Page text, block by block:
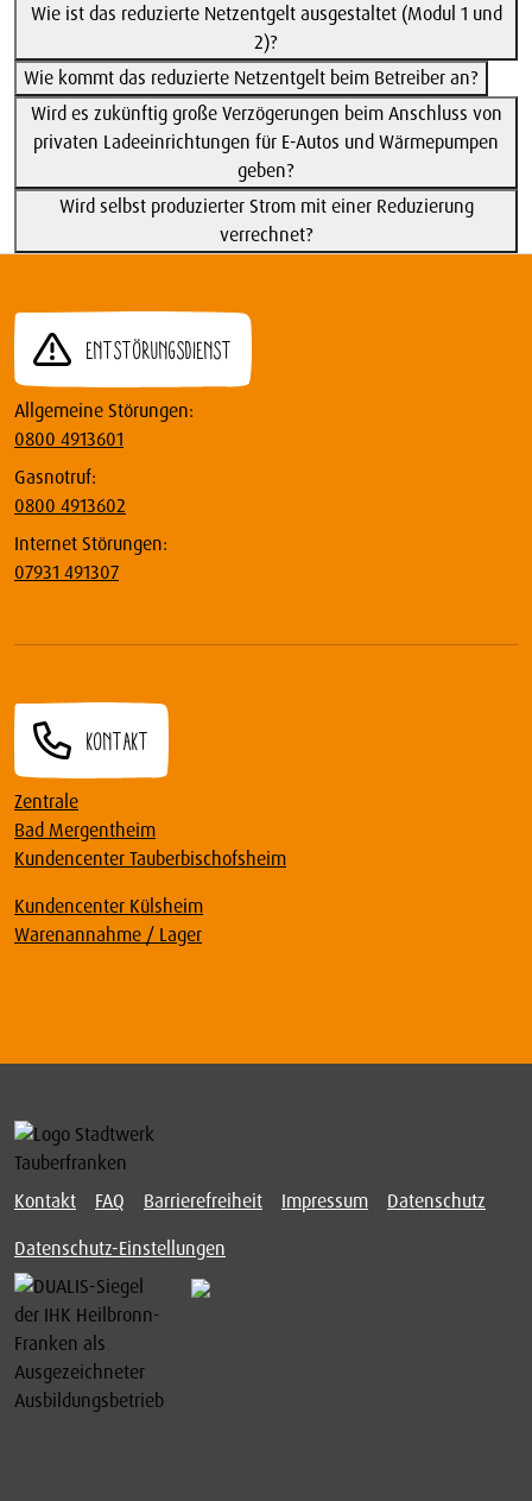
Wie ist das reduzierte Netzentgelt ausgestaltet (Modul 1 und
2)?
Wie kommt das reduzierte Netzentgelt beim Betreiber an?
Wird es zukünftig große Verzögerungen beim Anschluss von
privaten Ladeeinrichtungen für E-Autos und Wärmepumpen
geben?
Wird selbst produzierter Strom mit einer Reduzierung
verrechnet?
Entstörungsdienst
Allgemeine Störungen:
0800 4913601
Gasnotruf:
0800 4913602
Internet Störungen:
07931 491307
Kontakt
Zentrale
Bad Mergentheim
Kundencenter Tauberbischofsheim
Kundencenter Külsheim
Warenannahme / Lager
Kontakt FAQ Barrierefreiheit Impressum
Datenschutz
Datenschutz-Einstellungen